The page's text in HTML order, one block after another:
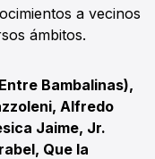
a vecinos
ámbitos.
Bambalinas),
Alfredo
Jaime, Jr.
Que la